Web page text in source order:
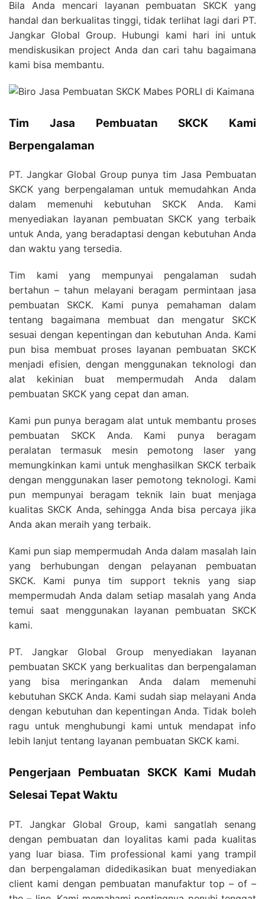
Bila Anda mencari layanan pembuatan SKCK yang
handal dan berkualitas tinggi, tidak terlihat lagi dari PT.
Jangkar Global Group. Hubungi kami hari ini untuk
mendiskusikan project Anda dan cari tahu bagaimana
kami bisa membantu.
Tim Jasa Pembuatan SKCK Kami
Berpengalaman
PT. Jangkar Global Group punya tim Jasa Pembuatan
SKCK yang berpengalaman untuk memudahkan Anda
dalam memenuhi kebutuhan SKCK Anda. Kami
menyediakan layanan pembuatan SKCK yang terbaik
untuk Anda, yang beradaptasi dengan kebutuhan Anda
dan waktu yang tersedia.
Tim kami yang mempunyai pengalaman sudah
bertahun – tahun melayani beragam permintaan jasa
pembuatan SKCK. Kami punya pemahaman dalam
tentang bagaimana membuat dan mengatur SKCK
sesuai dengan kepentingan dan kebutuhan Anda. Kami
pun bisa membuat proses layanan pembuatan SKCK
menjadi efisien, dengan menggunakan teknologi dan
alat kekinian buat mempermudah Anda dalam
pembuatan SKCK yang cepat dan aman.
Kami pun punya beragam alat untuk membantu proses
pembuatan SKCK Anda. Kami punya beragam
peralatan termasuk mesin pemotong laser yang
memungkinkan kami untuk menghasilkan SKCK terbaik
dengan menggunakan laser pemotong teknologi. Kami
pun mempunyai beragam teknik lain buat menjaga
kualitas SKCK Anda, sehingga Anda bisa percaya jika
Anda akan meraih yang terbaik.
Kami pun siap mempermudah Anda dalam masalah lain
yang berhubungan dengan pelayanan pembuatan
SKCK. Kami punya tim support teknis yang siap
mempermudah Anda dalam setiap masalah yang Anda
temui saat menggunakan layanan pembuatan SKCK
kami.
PT. Jangkar Global Group menyediakan layanan
pembuatan SKCK yang berkualitas dan berpengalaman
yang bisa meringankan Anda dalam memenuhi
kebutuhan SKCK Anda. Kami sudah siap melayani Anda
dengan kebutuhan dan kepentingan Anda. Tidak boleh
ragu untuk menghubungi kami untuk mendapat info
lebih lanjut tentang layanan pembuatan SKCK kami.
Pengerjaan Pembuatan SKCK Kami Mudah
Selesai Tepat Waktu
PT. Jangkar Global Group, kami sangatlah senang
dengan pembuatan dan loyalitas kami pada kualitas
yang luar biasa. Tim professional kami yang trampil
dan berpengalaman didedikasikan buat menyediakan
client kami dengan pembuatan manufaktur top – of –